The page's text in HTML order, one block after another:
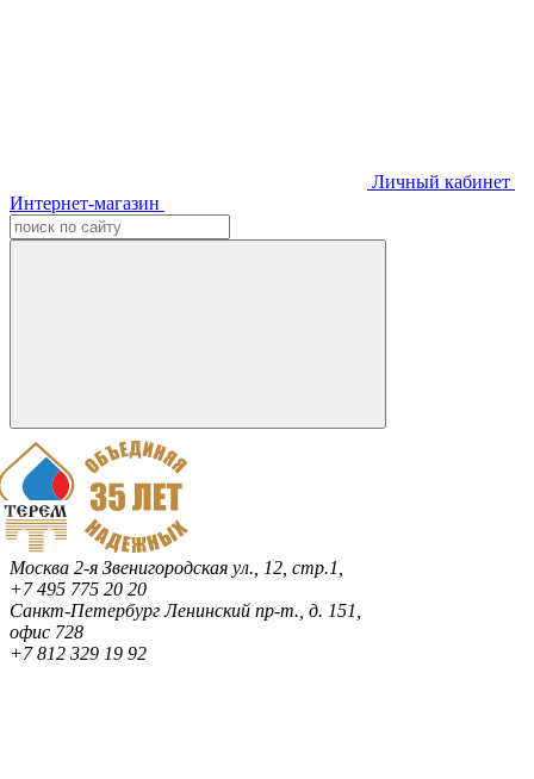
Личный кабинет
Интернет-магазин
Москва 2-я Звенигородская ул., 12, стр.1,
+7 495 775 20 20
Санкт-ПетербургЛенинский пр-т., д. 151,
офис 728
+7 812 329 19 92